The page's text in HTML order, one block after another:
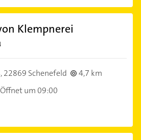
Klempnerei
22869 Schenefeld
4,7 km
Öffnet um 09:00